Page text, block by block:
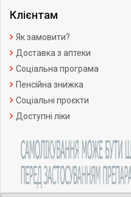
Клієнтам
Як замовити?
Доставка з аптеки
Соціальна програма
Пенсійна знижка
Соціальні проєкти
Доступні ліки